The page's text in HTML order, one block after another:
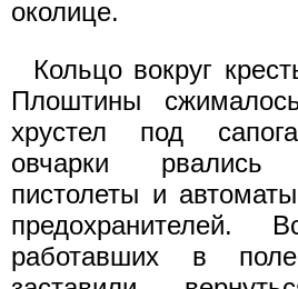
околице.
Кольцо вокруг
Плоштины
хрустел под
овчарки
пистолеты и
предохранителей.
работавших в